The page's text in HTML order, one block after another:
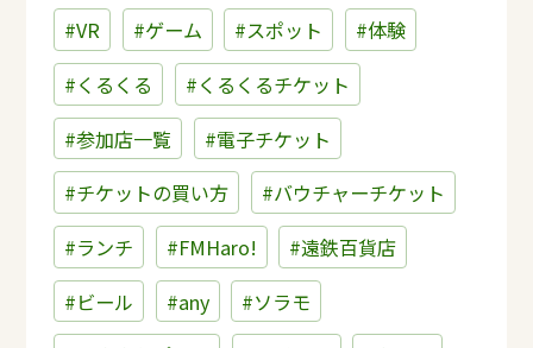
#VR
#ゲーム #スポット
#体験
#くるくる
#くるくるチケット
#参加店一覧
#電子チケット
#チケットの買い方
#バウチャーチケット
#ランチ
#FMHaro!
#遠鉄百貨店
#ビール
#any
#ソラモ